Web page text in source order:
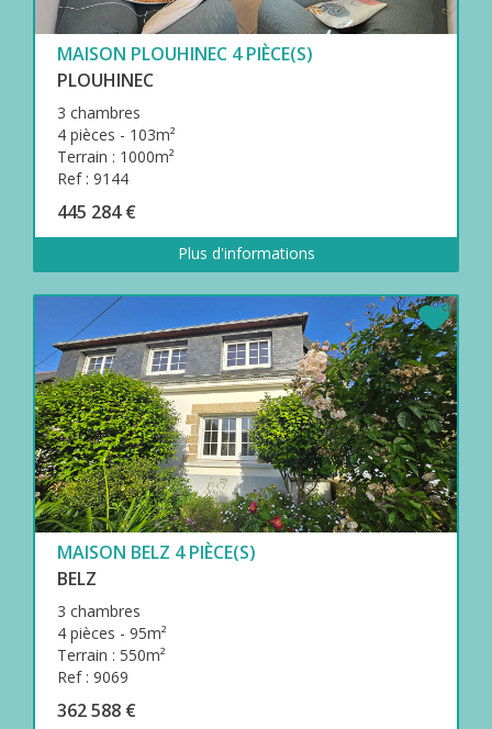
MAISON PLOUHINEC 4 PIÈCE(S)
PLOUHINEC
3 chambres
4 pièces - 103m²
Terrain : 1000m²
Ref : 9144
445 284 €
Plus d'informations
MAISON BELZ 4 PIÈCE(S)
BELZ
3 chambres
4 pièces - 95m²
Terrain : 550m²
Ref : 9069
362 588 €